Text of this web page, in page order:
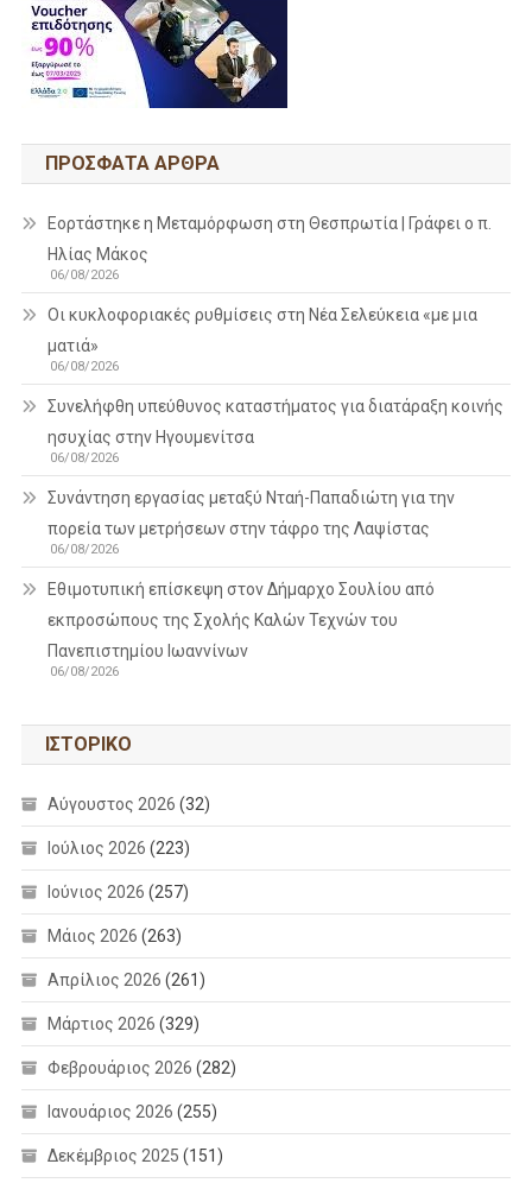
ΠΡΌΣΦΑΤΑ ΆΡΘΡΑ
Εορτάστηκε η Μεταμόρφωση στη Θεσπρωτία | Γράφει ο π.
Ηλίας Μάκος
06/08/2026
Οι κυκλοφοριακές ρυθμίσεις στη Νέα Σελεύκεια «με μια
ματιά»
06/08/2026
Συνελήφθη υπεύθυνος καταστήματος για διατάραξη κοινής
ησυχίας στην Ηγουμενίτσα
06/08/2026
Συνάντηση εργασίας μεταξύ Νταή-Παπαδιώτη για την
πορεία των μετρήσεων στην τάφρο της Λαψίστας
06/08/2026
Εθιμοτυπική επίσκεψη στον Δήμαρχο Σουλίου από
εκπροσώπους της Σχολής Καλών Τεχνών του
Πανεπιστημίου Ιωαννίνων
06/08/2026
ΙΣΤΟΡΙΚΌ
Αύγουστος 2026 (32)
Ιούλιος 2026 (223)
Ιούνιος 2026 (257)
Μάιος 2026 (263)
Απρίλιος 2026 (261)
Μάρτιος 2026 (329)
Φεβρουάριος 2026 (282)
Ιανουάριος 2026 (255)
Δεκέμβριος 2025 (151)